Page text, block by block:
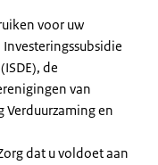
voor uw
de
van
Verduurzaming en
dat u voldoet aan